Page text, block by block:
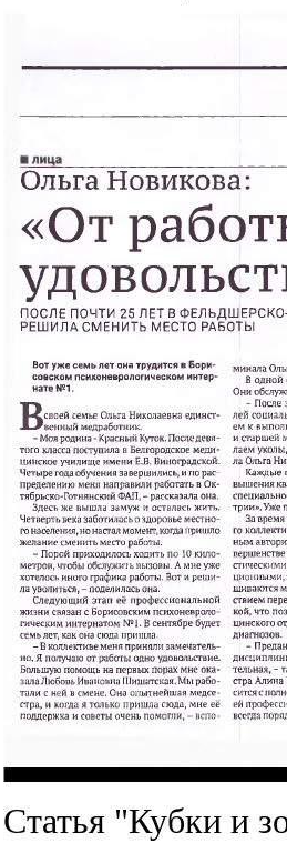
Статья "Кубки и